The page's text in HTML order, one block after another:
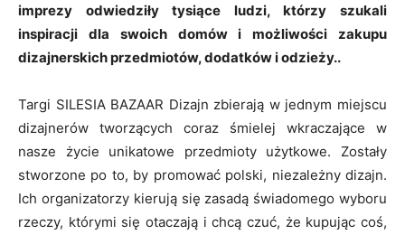
imprezy odwiedziły tysiące ludzi, którzy szukali
inspiracji dla swoich domów i możliwości zakupu
dizajnerskich przedmiotów, dodatków i odzieży..
Targi SILESIA BAZAAR Dizajn zbierają w jednym miejscu
dizajnerów tworzących coraz śmielej wkraczające w
nasze życie unikatowe przedmioty użytkowe. Zostały
stworzone po to, by promować polski, niezależny dizajn.
Ich organizatorzy kierują się zasadą świadomego wyboru
rzeczy, którymi się otaczają i chcą czuć, że kupując coś,